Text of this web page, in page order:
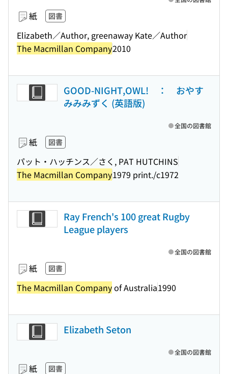
紙 図書
Elizabeth／Author, greenaway Kate／Author
The Macmillan Company2010
GOOD-NIGHT,OWL! ： おやす
みみみずく (英語版)
紙 図書
パット・ハッチンス／さく, PAT HUTCHINS
The Macmillan Company1979 print./c1972
全国の図書館
Ray French's 100 great Rugby
League players
紙 図書
The Macmillan Companyof Australia1990
全国の図書館
Elizabeth Seton
紙 図書
全国の図書館